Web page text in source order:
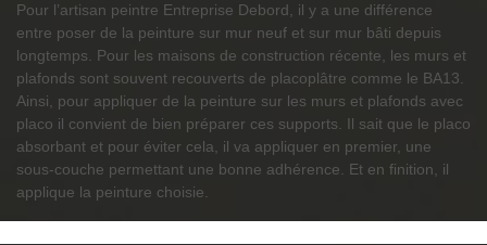
Pour l’artisan peintre Entreprise Debord, il y a une différence
entre poser de la peinture sur mur neuf et sur mur bâti depuis
longtemps. Pour les maisons de construction récente, les murs et
plafonds sont souvent recouverts de placoplâtre comme le BA13.
Ainsi, pour appliquer de la peinture sur les murs et plafonds avec
placo il convient de bien préparer ces supports. Il sait que le placo
absorbant et pour éviter cela, il va appliquer en premier, une
sous-couche permettant une bonne adhérence. Et en finition, il
applique la peinture choisie.